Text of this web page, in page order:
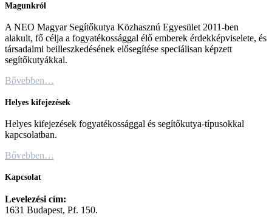
Magunkról
A NEO Magyar Segítőkutya Közhasznú Egyesület 2011-ben
alakult, fő célja a fogyatékossággal élő emberek érdekképviselete, és
társadalmi beilleszkedésének elősegítése speciálisan képzett
segítőkutyákkal.
Bővebben…
Helyes kifejezések
Helyes kifejezések fogyatékossággal és segítőkutya-típusokkal
kapcsolatban.
Bővebben…
Kapcsolat
Levelezési cím:
1631 Budapest, Pf. 150.